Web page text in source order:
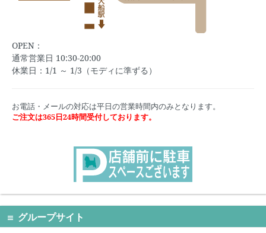
OPEN：
通常営業日 10:30-20:00
休業日：1/1 ～ 1/3（モディに準ずる）
お電話・メールの対応は平日の営業時間内のみとなります。
ご注文は365日24時間受付しております。
グループサイト